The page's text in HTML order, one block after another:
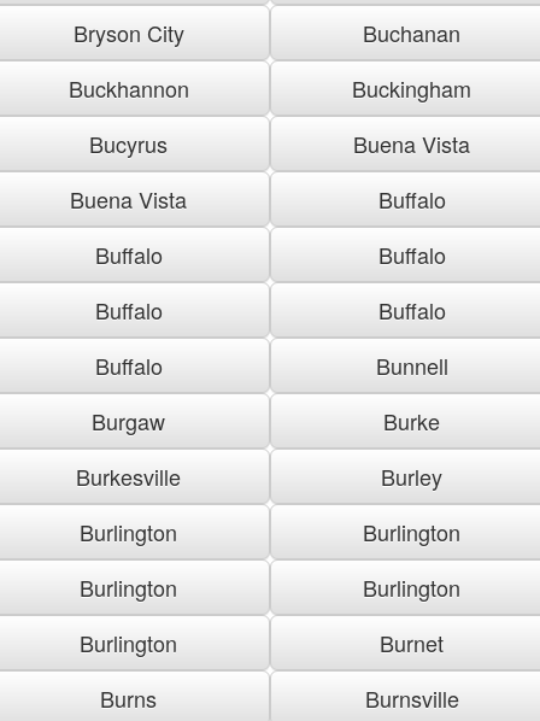
Bryson City
Buchanan
Buckhannon
Buckingham
Bucyrus
Buena Vista
Buena Vista
Buffalo
Buffalo
Buffalo
Buffalo
Buffalo
Buffalo
Bunnell
Burgaw
Burke
Burkesville
Burley
Burlington
Burlington
Burlington
Burlington
Burlington
Burnet
Burns
Burnsville